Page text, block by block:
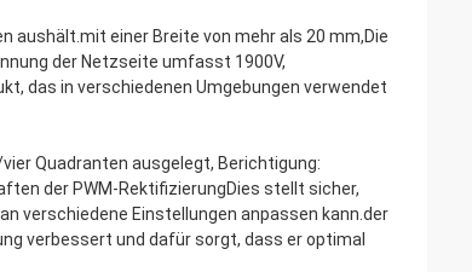
aushält.mit einer Breite von mehr als 20 mm,Die
der Netzseite umfasst 1900V,
das in verschiedenen Umgebungen verwendet
Quadranten ausgelegt, Berichtigung:
der PWM-RektifizierungDies stellt sicher,
verschiedene Einstellungen anpassen kann.der
verbessert und dafür sorgt, dass er optimal